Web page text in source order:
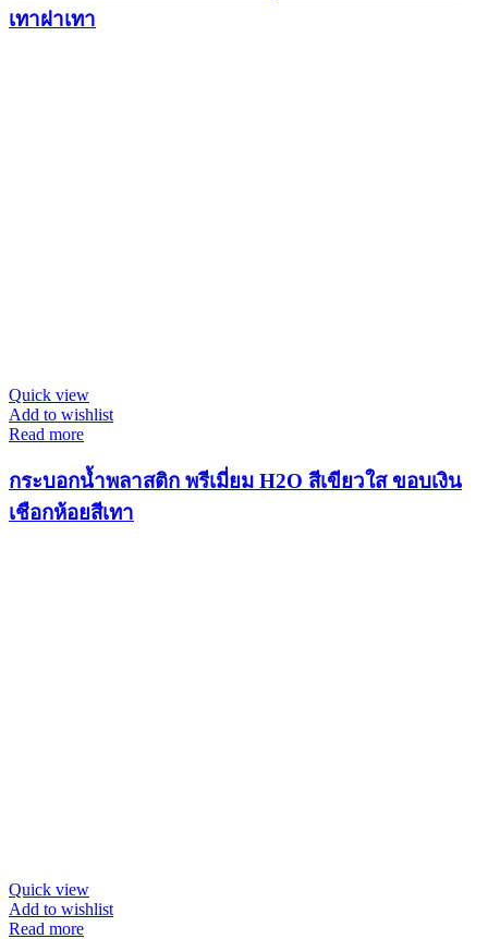
เทาฝาเทา
Quick view
Add to wishlist
Read more
กระบอกน้ำพลาสติก พรีเมี่ยม H2O สีเขียวใส ขอบเงิน
เชือกห้อยสีเทา
Quick view
Add to wishlist
Read more